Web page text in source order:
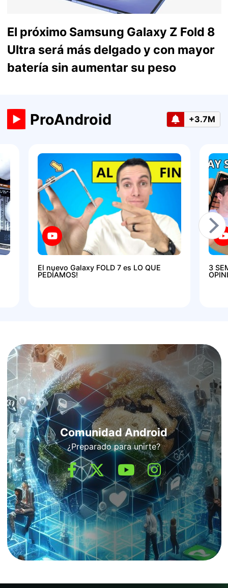
El próximo Samsung Galaxy Z Fold 8
Ultra será más delgado y con mayor
batería sin aumentar su peso
ProAndroid +3.7M
El nuevo Galaxy FOLD 7 es LO QUE
PEDÍAMOS!
3
Comunidad Android
¿Preparado para unirte?